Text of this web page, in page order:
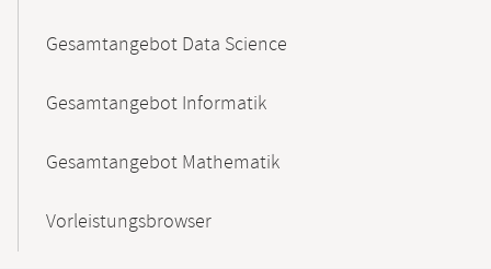
Gesamtangebot Data Science
Gesamtangebot Informatik
Gesamtangebot Mathematik
Vorleistungsbrowser